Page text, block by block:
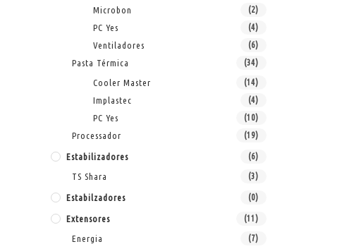
Microbon (2)
PC Yes (4)
Ventiladores (6)
Pasta Térmica (34)
Cooler Master (14)
Implastec (4)
PC Yes (10)
Processador (19)
Estabilizadores (6)
TS Shara (3)
Estabilzadores (0)
Extensores (11)
Energia (7)